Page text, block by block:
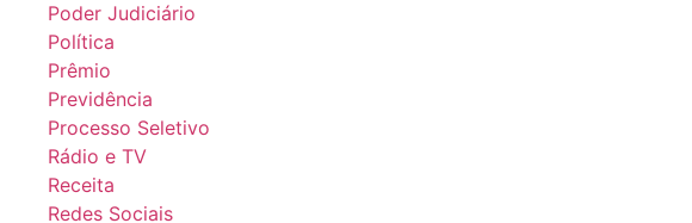
Poder Judiciário
Política
Prêmio
Previdência
Processo Seletivo
Rádio e TV
Receita
Redes Sociais